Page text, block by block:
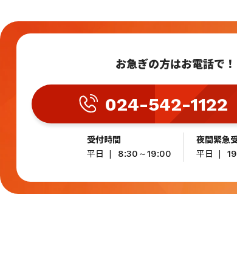
お急ぎの方はお電話で！
024-542-1122
受付時間
平日
8:30～19:00
夜間緊急
平日